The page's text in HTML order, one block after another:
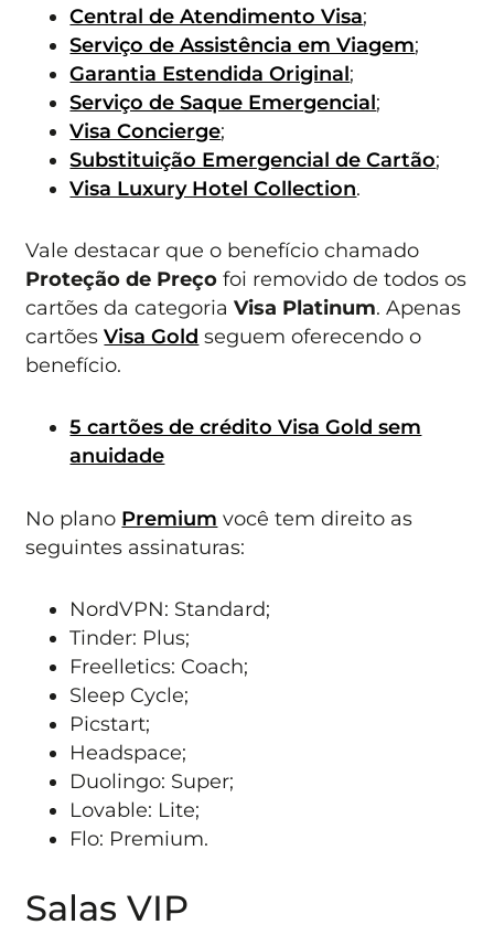
Central de Atendimento Visa;
Serviço de Assistência em Viagem;
Garantia Estendida Original;
Serviço de Saque Emergencial;
Visa Concierge;
Substituição Emergencial de Cartão;
Visa Luxury Hotel Collection.
Vale destacar que o benefício chamado
Proteção de Preço foi removido de todos os
cartões da categoriaVisa Platinum. Apenas
cartõesVisa Gold seguem oferecendo o
benefício.
5 cartões de crédito Visa Gold sem
anuidade
No plano Premium você tem direito as
seguintes assinaturas:
NordVPN: Standard;
Tinder: Plus;
Freelletics: Coach;
Sleep Cycle;
Picstart;
Headspace;
Duolingo: Super;
Lovable: Lite;
Flo: Premium.
Salas VIP